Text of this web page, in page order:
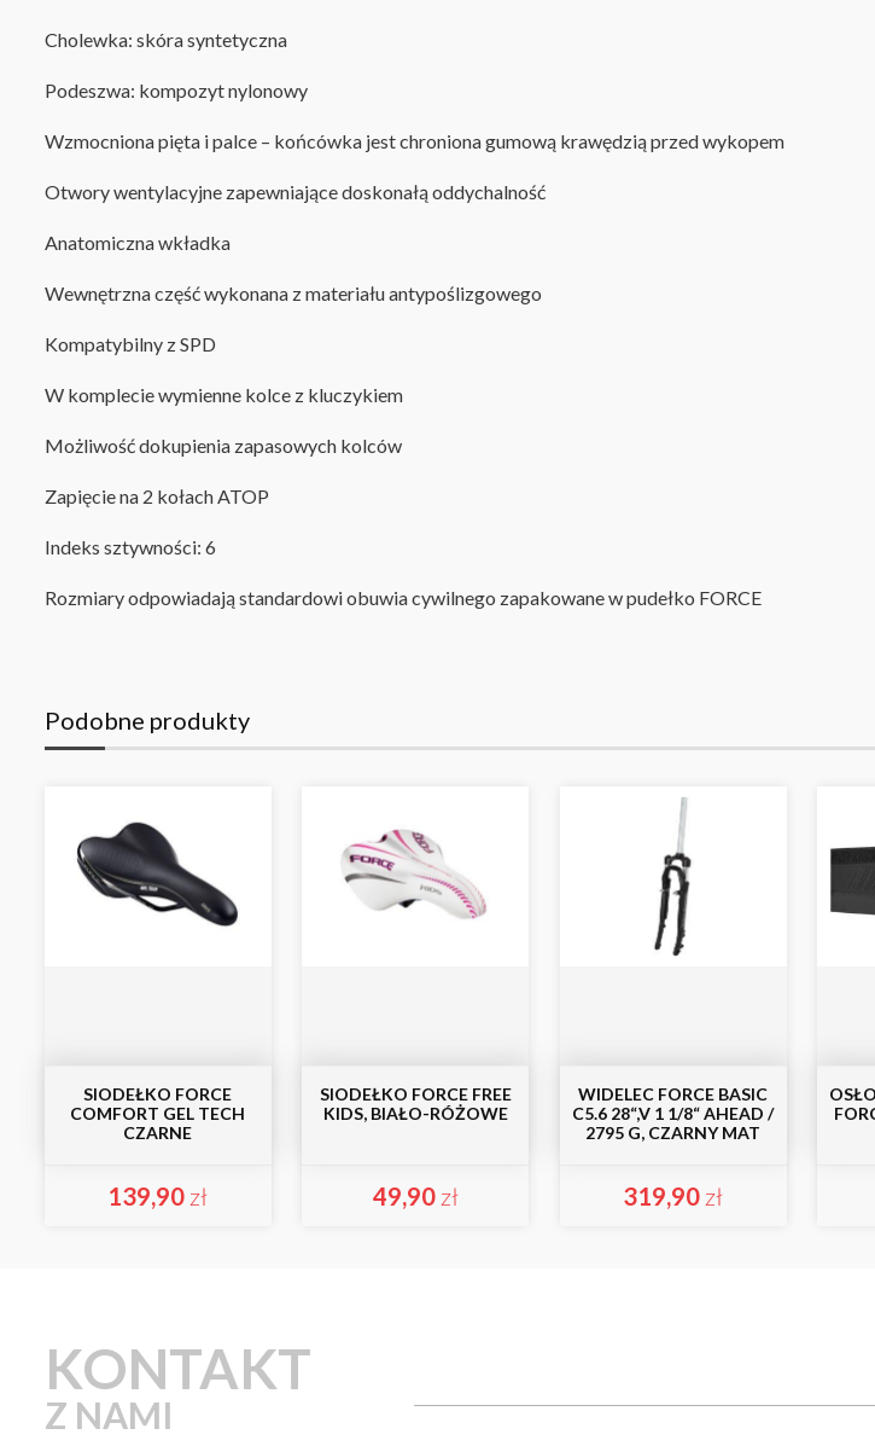
Cholewka: skóra syntetyczna
Podeszwa: kompozyt nylonowy
Wzmocniona pięta i palce – końcówka jest chroniona gumową krawędzią przed wykopem
Otwory wentylacyjne zapewniające doskonałą oddychalność
Anatomiczna wkładka
Wewnętrzna część wykonana z materiału antypoślizgowego
Kompatybilny z SPD
W komplecie wymienne kolce z kluczykiem
Możliwość dokupienia zapasowych kolców
Zapięcie na 2 kołach ATOP
Indeks sztywności: 6
Rozmiary odpowiadają standardowi obuwia cywilnego zapakowane w pudełko FORCE
Podobne produkty
SIODEŁKO FORCE
COMFORT GEL TECH
CZARNE
139,90 zł
SIODEŁKO FORCE FREE
KIDS, BIAŁO-RÓŻOWE
49,90 zł
WIDELEC FORCE BASIC
C5.6 28“,V 1 1/8“ AHEAD /
2795 G, CZARNY MAT
319,90 zł
KONTAKT
Z NAMI